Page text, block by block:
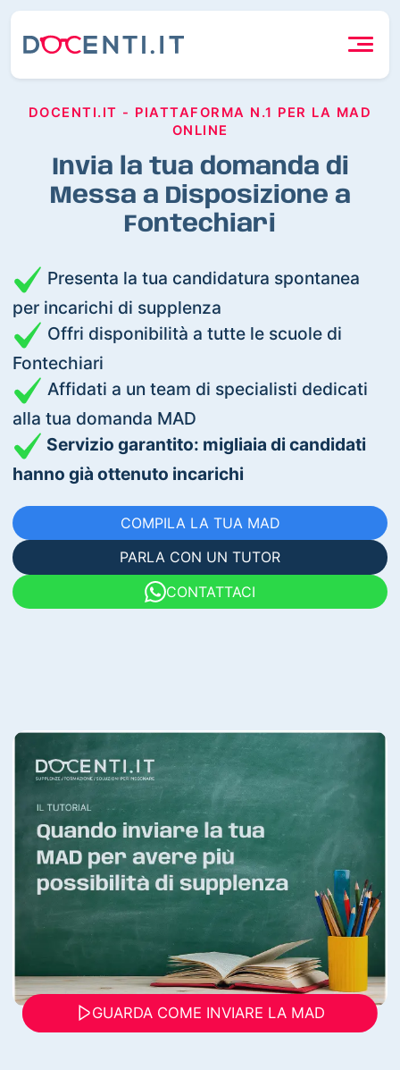
DOCENTI.IT - PIATTAFORMA N.1 PER LA MAD
ONLINE
Invia la tua domanda di
Messa a Disposizione a
Fontechiari
Presenta la tua candidatura spontanea
per incarichi di supplenza
Offri disponibilità a tutte le scuole di
Fontechiari
Affidati a un team di specialisti dedicati
alla tua domanda MAD
Servizio garantito: migliaia di candidati
hanno già ottenuto incarichi
COMPILA LA TUA MAD
PARLA CON UN TUTOR
CONTATTACI
GUARDA COME INVIARE LA MAD